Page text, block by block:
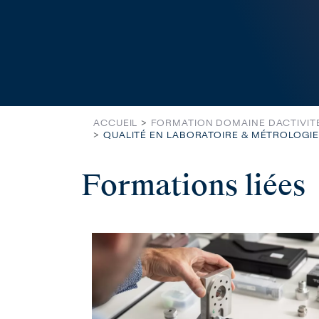
ACCUEIL
FORMATION DOMAINE
QUALITÉ EN LABORATOIRE & MÉTROLOGIE
Formations liées